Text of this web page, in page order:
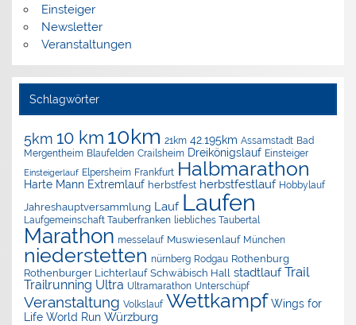
Einsteiger
Newsletter
Veranstaltungen
Schlagwörter
5km 10 km 10km 21km 42.195km Assamstadt Bad
Mergentheim Blaufelden Crailsheim Dreikönigslauf Einsteiger
Einsteigerlauf Elpersheim Frankfurt Halbmarathon
Harte Mann Extremlauf herbstfest herbstfestlauf Hobbylauf
Jahreshauptversammlung Lauf Laufen
Laufgemeinschaft Tauberfranken liebliches Taubertal
Marathon messelauf Muswiesenlauf München
niederstetten nürnberg Rodgau Rothenburg
Rothenburger Lichterlauf Schwäbisch Hall stadtlauf Trail
Trailrunning Ultra Ultramarathon Unterschüpf
Veranstaltung Volkslauf Wettkampf Wings for
Life World Run Würzburg